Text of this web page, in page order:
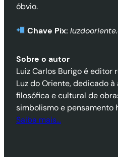
óbvio.
Chave Pix:
Sobre o autor
Luiz Carlos Burigo é editor
Luz do Oriente, dedicado
filosófica e cultural de
simbolismo e pensamento
Saiba mais…